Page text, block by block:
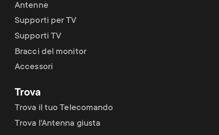
Antenne
Supporti per TV
Supporti TV
Bracci del monitor
Accessori
Trova
Trova il tuo Telecomando
Trova l'Antenna giusta